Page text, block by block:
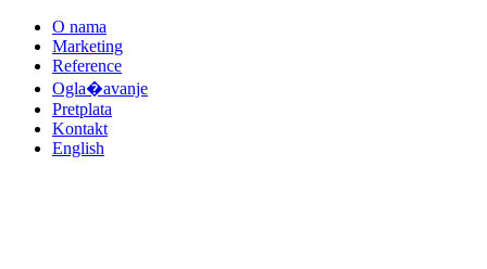
O nama
Marketing
Reference
Ogla�avanje
Pretplata
Kontakt
English